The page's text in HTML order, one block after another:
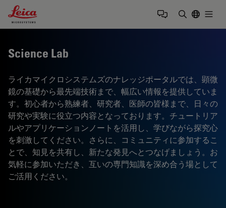
Leica Microsystems Logo
Science Lab
ライカマイクロシステムズのナレッジポータルでは、顕微
鏡の基礎から最先端技術まで、幅広い情報を提供していま
す。初心者から熟練者、研究者、医師の皆様まで、日々の
研究や実験に役立つ内容となっております。チュートリア
ルやアプリケーションノートを活用し、学びながら探究心
を刺激してください。さらに、コミュニティに参加するこ
とで、知見を共有し、新たな発見へとつなげましょう。お
気軽に参加いただき、互いの専門知識を深め合う場として
ご活用ください。